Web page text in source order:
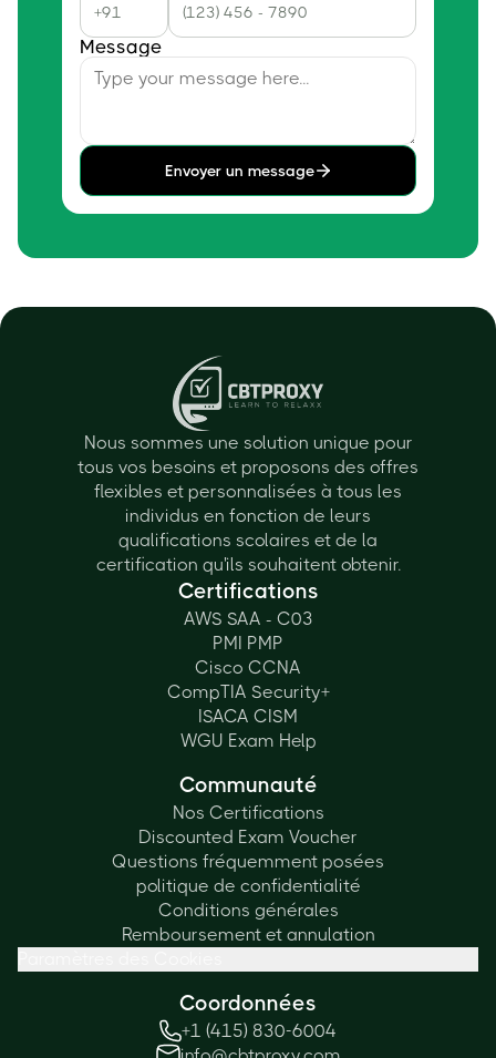
Message
Envoyer un message
Nous sommes une solution unique pour
tous vos besoins et proposons des offres
flexibles et personnalisées à tous les
individus en fonction de leurs
qualifications scolaires et de la
certification qu'ils souhaitent obtenir.
Certifications
AWS SAA - C03
PMI PMP
Cisco CCNA
CompTIA Security+
ISACA CISM
WGU Exam Help
Communauté
Nos Certifications
Discounted Exam Voucher
Questions fréquemment posées
politique de confidentialité
Conditions générales
Remboursement et annulation
Coordonnées
+1 (415) 830-6004